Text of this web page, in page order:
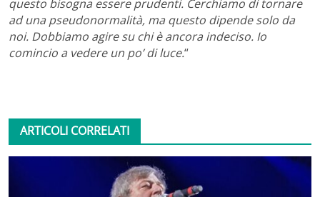
questo bisogna essere prudenti. Cerchiamo di tornare
ad una pseudonormalità, ma questo dipende solo da
noi. Dobbiamo agire su chi è ancora indeciso. Io
comincio a vedere un po’ di luce.“
ARTICOLI CORRELATI